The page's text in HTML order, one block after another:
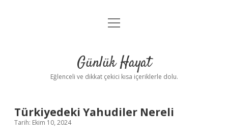
Anasayfa
Yasal Uyarı
menüyü
Günlük Hayat
Eğlenceli ve dikkat çekici kısa içeriklerle dolu.
Türkiyedeki Yahudiler Nereli
Tarih: Ekim 10, 2024